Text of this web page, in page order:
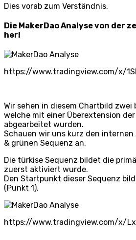
Dies vorab zum Verständnis.
Die MakerDao Analyse von der
her!
https://www.tradingview.com/x/
Wir sehen in diesem Chartbild zwei
welche mit einer Überextension
abgearbeitet wurden.
Schauen wir uns kurz den
& grünen Sequenz an.
Die türkise Sequenz bildet die
zuerst aktiviert wurde.
Den Startpunkt dieser Sequenz
(Punkt 1).
https://www.tradingview.com/x/